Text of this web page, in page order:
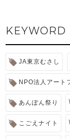
KEYWORD
JA東京むさし
NPO法人アート
あんぽん祭り
こごえナイト